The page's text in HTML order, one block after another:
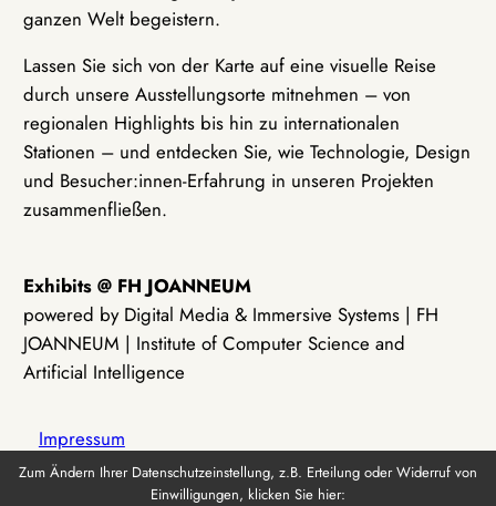
ganzen Welt begeistern.
Lassen Sie sich von der Karte auf eine visuelle Reise
durch unsere Ausstellungsorte mitnehmen – von
regionalen Highlights bis hin zu internationalen
Stationen – und entdecken Sie, wie Technologie, Design
und Besucher:innen-Erfahrung in unseren Projekten
zusammenfließen.
Exhibits @ FH JOANNEUM
powered by Digital Media & Immersive Systems | FH
JOANNEUM | Institute of Computer Science and
Artificial Intelligence
Impressum
Zum Ändern Ihrer Datenschutzeinstellung, z.B. Erteilung oder Widerruf von
Einwilligungen, klicken Sie hier: